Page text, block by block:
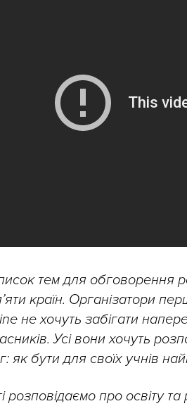
тем для обговорення
країн. Організатори
не хочуть забігати
Усі вони хочуть
як бути для своїх учнів
розповідаємо про освіту та